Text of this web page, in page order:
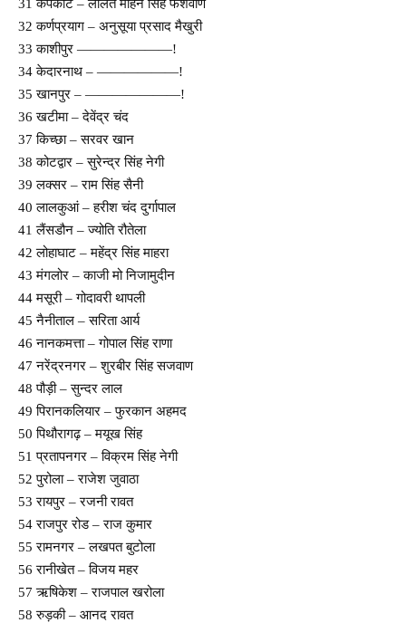
31 कपकोट – ललित मोहन सिंह फर्शवाण
32 कर्णप्रयाग – अनुसूया प्रसाद मैखुरी
33 काशीपुर ———————!
34 केदारनाथ – ——————!
35 खानपुर – ———————!
36 खटीमा – देवेंद्र चंद
37 किच्छा – सरवर खान
38 कोटद्वार – सुरेन्द्र सिंह नेगी
39 लक्सर – राम सिंह सैनी
40 लालकुआं – हरीश चंद दुर्गापाल
41 लैंसडौन – ज्योति रौतेला
42 लोहाघाट – महेंद्र सिंह माहरा
43 मंगलोर – काजी मो निजामुदीन
44 मसूरी – गोदावरी थापली
45 नैनीताल – सरिता आर्य
46 नानकमत्ता – गोपाल सिंह राणा
47 नरेंद्रनगर – शुरबीर सिंह सजवाण
48 पौड़ी – सुन्दर लाल
49 पिरानकलियार – फुरकान अहमद
50 पिथौरागढ़ – मयूख सिंह
51 प्रतापनगर – विक्रम सिंह नेगी
52 पुरोला – राजेश जुवाठा
53 रायपुर – रजनी रावत
54 राजपुर रोड – राज कुमार
55 रामनगर – लखपत बुटोला
56 रानीखेत – विजय महर
57 ऋषिकेश – राजपाल खरोला
58 रुड़की – आनद रावत